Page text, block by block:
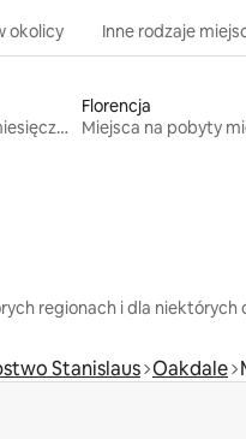
okolicy Inne rodzaje
Miejsca na pobyty miesięczne
Florencja
regionach i dla niektórych
Stanislaus Oakdale